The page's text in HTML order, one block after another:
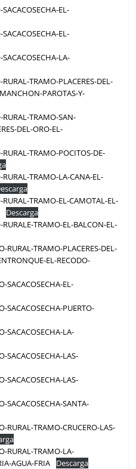
EL-
EL-
LA-
TRAMO-PLACERES-DEL-
PAROTAS-Y-
TRAMO-SAN-
DEL-ORO-EL-
TRAMO-POCITOS-DE-
TRAMO-LA-CANA-EL-
TRAMO-EL-CAMOTAL-EL-
Descarga
TRAMO-EL-BALCON-EL-
RURAL-TRAMO-PLACERES-DEL-
EL-RECODO-
SACACOSECHA-EL-
SACACOSECHA-PUERTO-
SACACOSECHA-LA-
SACACOSECHA-LAS-
SACACOSECHA-LAS-
SACACOSECHA-SANTA-
RURAL-TRAMO-CRUCERO-LAS-
RURAL-TRAMO-LA-
AGUA-FRIA
Descarga